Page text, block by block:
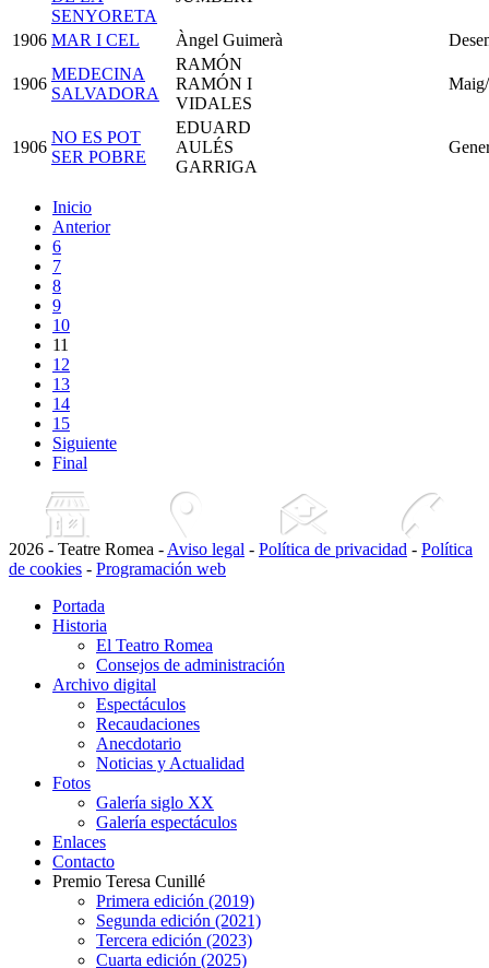
SENYORETA
1906 MAR I CEL Àngel Guimerà
1906
MEDECINA
SALVADORA
RAMÓN
RAMÓN I
VIDALES
1906
NO ES POT
SER POBRE
EDUARD
AULÉS
GARRIGA
Inicio
Anterior
6
7
8
9
10
11
12
13
14
15
Siguiente
Final
2026 - Teatre Romea - Aviso legal - Política de privacidad - Política
de cookies - Programación web
Portada
Historia
El Teatro Romea
Consejos de administración
Archivo digital
Espectáculos
Recaudaciones
Anecdotario
Noticias y Actualidad
Fotos
Galería siglo XX
Galería espectáculos
Enlaces
Contacto
Premio Teresa Cunillé
Primera edición (2019)
Segunda edición (2021)
Tercera edición (2023)
Cuarta edición (2025)